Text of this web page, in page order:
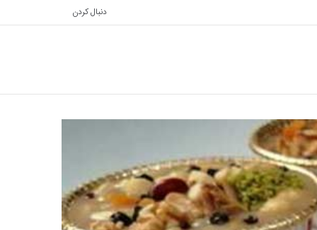
دنبال کردن